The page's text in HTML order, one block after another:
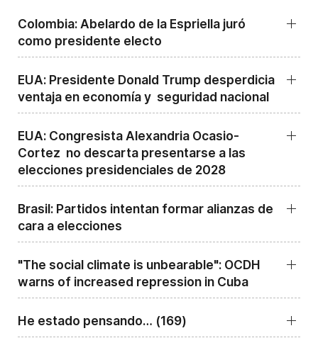
Colombia: Abelardo de la Espriella juró
como presidente electo
EUA: Presidente Donald Trump desperdicia
ventaja en economía y seguridad nacional
EUA: Congresista Alexandria Ocasio-
Cortez no descarta presentarse a las
elecciones presidenciales de 2028
Brasil: Partidos intentan formar alianzas de
cara a elecciones
"The social climate is unbearable": OCDH
warns of increased repression in Cuba
He estado pensando… (169)